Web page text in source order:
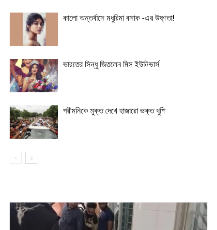
কালো অন্তর্বাসে মধুরিমা বসাক -এর উষ্ণতা!
ভারতের সিন্ধু জিতলেন মিস ইউনিভার্স
পরীমনিকে মুক্ত দেখে হাজারো ভক্ত খুশি